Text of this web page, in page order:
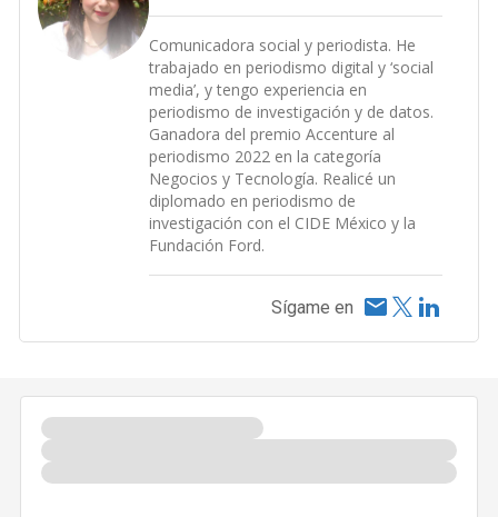
Comunicadora social y periodista. He
trabajado en periodismo digital y ‘social
media’, y tengo experiencia en
periodismo de investigación y de datos.
Ganadora del premio Accenture al
periodismo 2022 en la categoría
Negocios y Tecnología. Realicé un
diplomado en periodismo de
investigación con el CIDE México y la
Fundación Ford.
Sígame en